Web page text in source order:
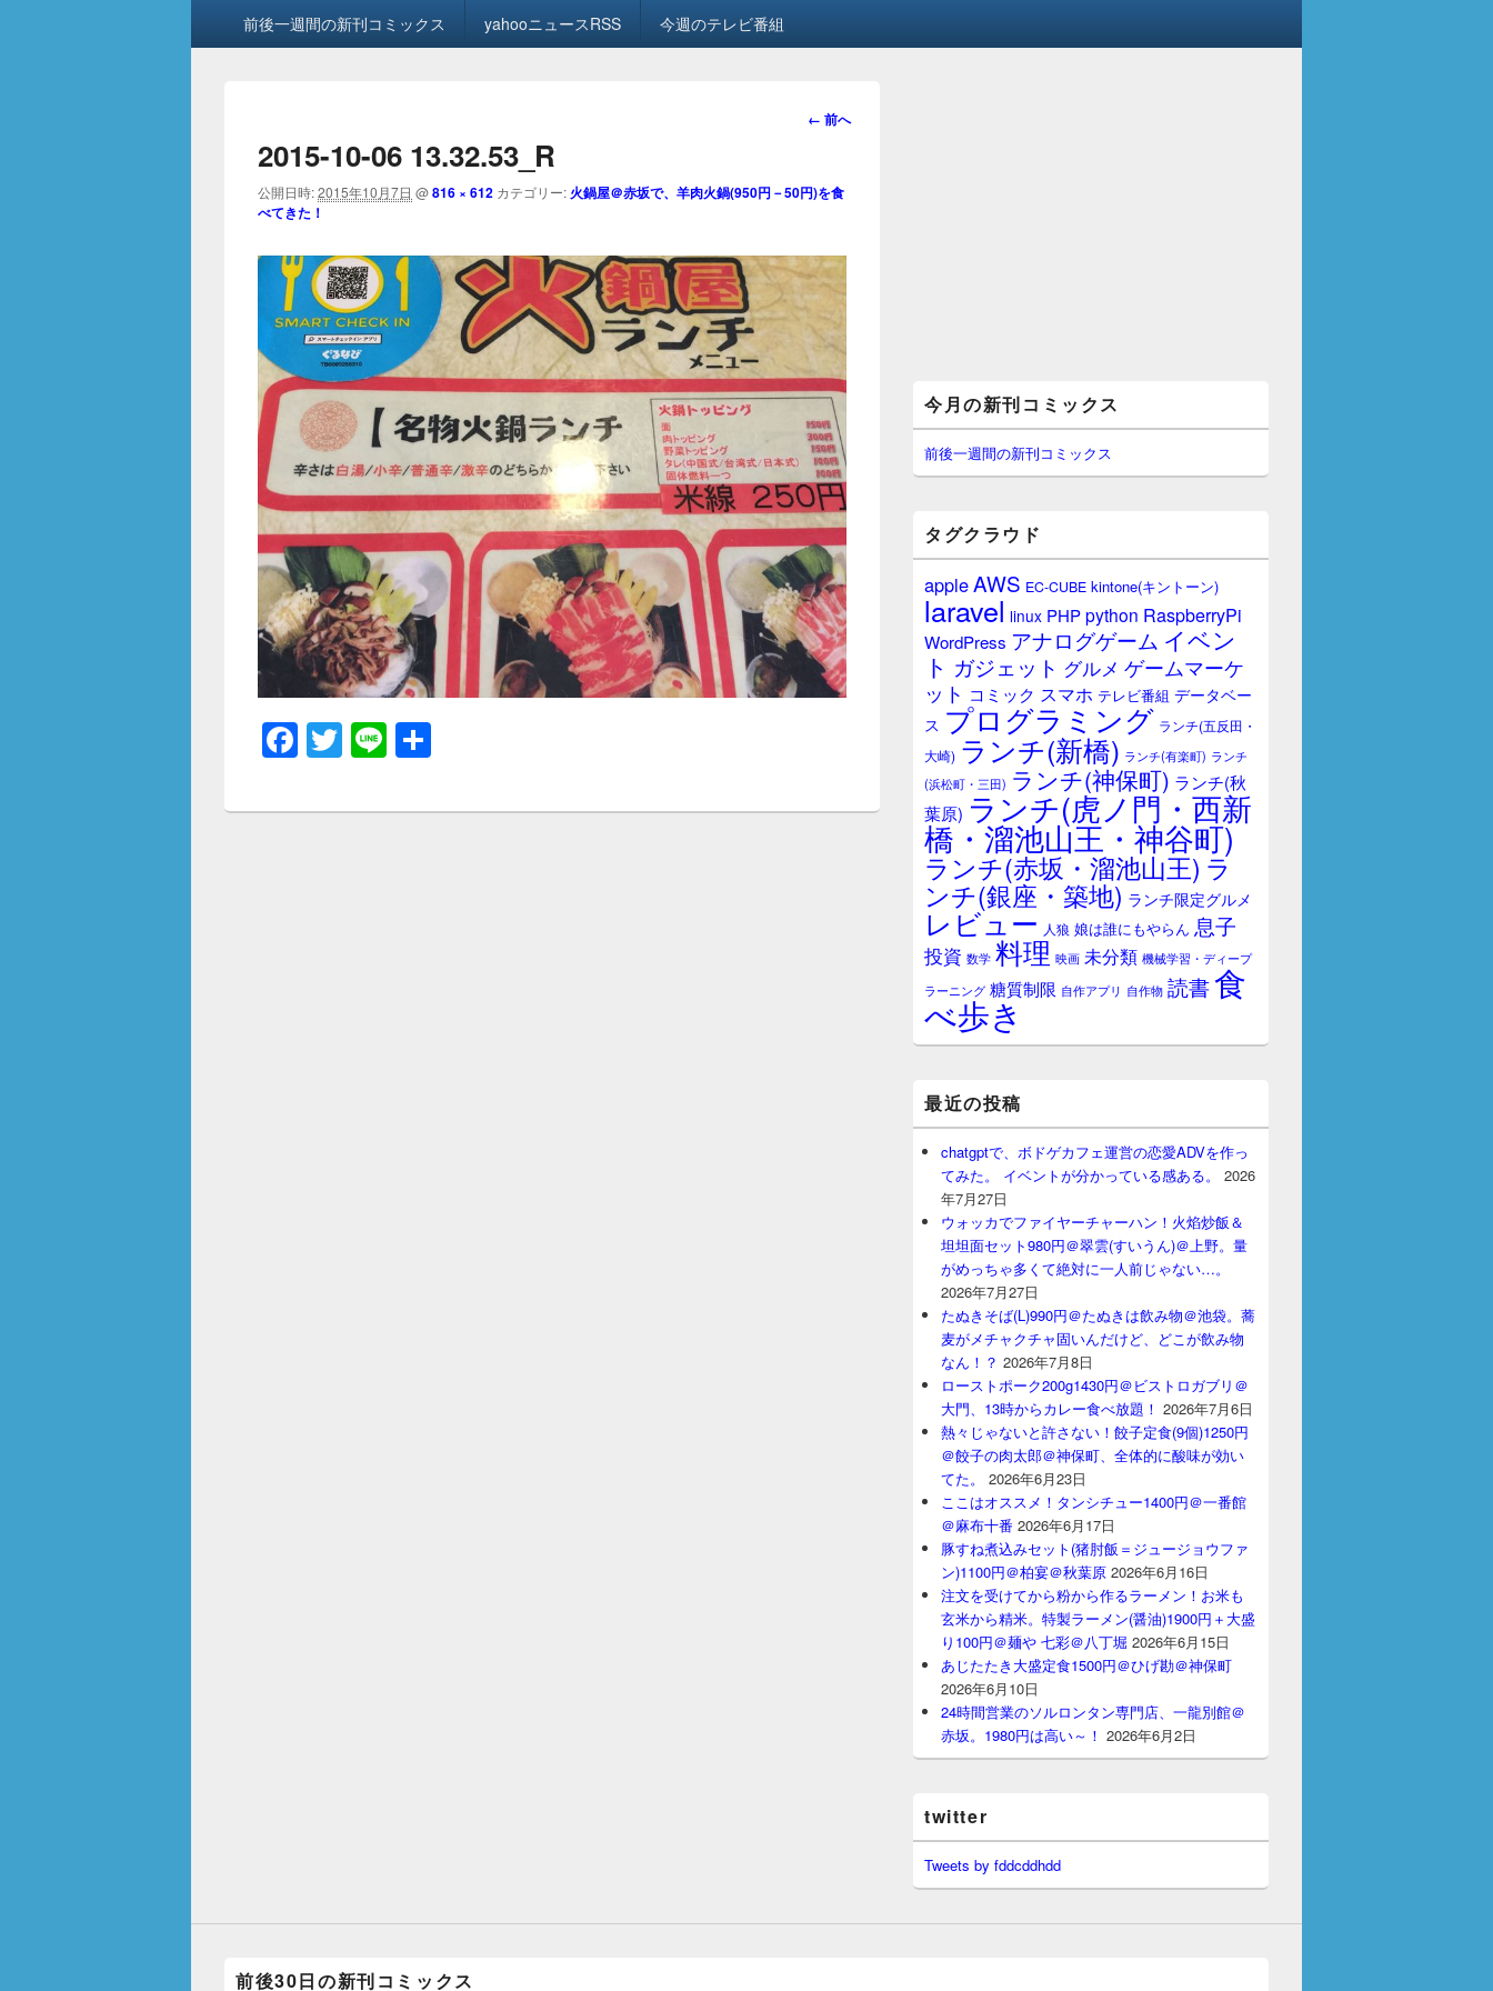
前後一週間の新刊コミックス yahooニュースRSS 今週のテレビ番組
画
ビ
シ
ョ
← 前へ
2015-10-06 13.32.53_R
公開日時:2015年10月7日 @816 × 612 カテゴリー: 火鍋屋＠赤坂で、羊肉火鍋(950円－50円)を食
べてきた！
F
c
T
tt
Li
e
イ
ン
サ
イ
ー
ジ
ッ
ト
今月の新刊コミックス
前後一週間の新刊コミックス
タグクラウド
appleAWS EC-CUBE kintone(キントーン)
laravel linux PHPpython RaspberryPi
WordPress アナログゲーム イベン
ト ガジェット グルメ ゲームマーケ
ット コミック スマホ テレビ番組 データベー
ス プログラミング ランチ(五反田・
大崎) ランチ(新橋) ランチ(有楽町) ランチ
(浜松町・三田) ランチ(神保町) ランチ(秋
葉原) ランチ(虎ノ門・西新
橋・溜池山王・神谷町)
ランチ(赤坂・溜池山王) ラ
ンチ(銀座・築地) ランチ限定グルメ
レビュー 人狼 娘は誰にもやらん 息子
投資 数学 料理 映画 未分類 機械学習・ディープ
ラーニング 糖質制限 自作アプリ 自作物 読書食
べ歩き
最近の投稿
chatgptで、ボドゲカフェ運営の恋愛ADVを作っ
てみた。 イベントが分かっている感ある。
2026
年7月27日
ウォッカでファイヤーチャーハン！火焰炒飯＆
坦坦面セット980円＠翠雲(すいうん)＠上野。量
がめっちゃ多くて絶対に一人前じゃない…。
2026年7月27日
たぬきそば(L)990円＠たぬきは飲み物＠池袋。蕎
麦がメチャクチャ固いんだけど、どこが飲み物
なん！？ 2026年7月8日
ローストポーク200g1430円＠ビストロガブリ＠
大門、13時からカレー食べ放題！ 2026年7月6日
熱々じゃないと許さない！餃子定食(9個)1250円
＠餃子の肉太郎＠神保町、全体的に酸味が効い
てた。
2026年6月23日
ここはオススメ！タンシチュー1400円＠一番館
＠麻布十番 2026年6月17日
豚すね煮込みセット(猪肘飯＝ジュージョウファ
ン)1100円＠柏宴＠秋葉原 2026年6月16日
注文を受けてから粉から作るラーメン！お米も
玄米から精米。特製ラーメン(醤油)1900円＋大盛
り100円＠麺や 七彩＠八丁堀 2026年6月15日
あじたたき大盛定食1500円＠ひげ勘＠神保町
2026年6月10日
24時間営業のソルロンタン専門店、一龍別館＠
赤坂。1980円は高い～！ 2026年6月2日
twitter
Tweets by fddcddhdd
前後30日の新刊コミックス